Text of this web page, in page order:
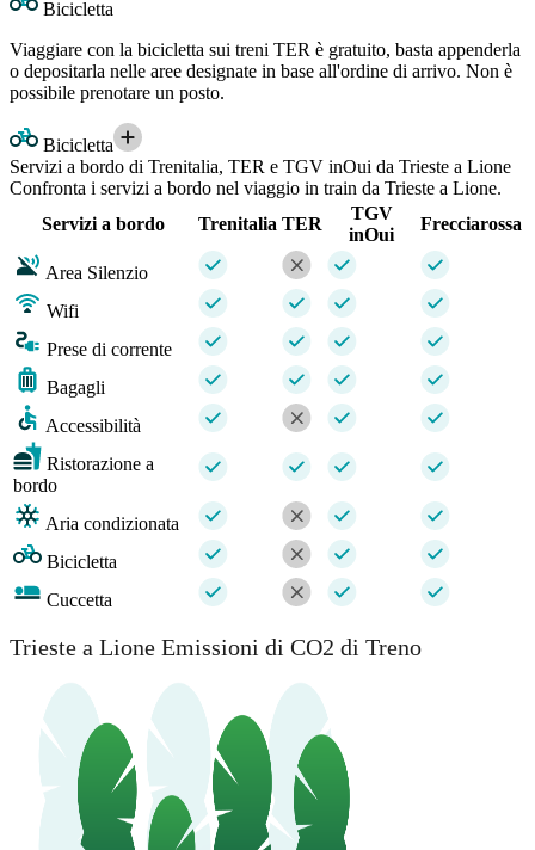
Bicicletta
Viaggiare con la bicicletta sui treni TER è gratuito, basta appenderla
o depositarla nelle aree designate in base all'ordine di arrivo. Non è
possibile prenotare un posto.
Bicicletta
Servizi a bordo di Trenitalia, TER e TGV inOui da Trieste a Lione
Confronta i servizi a bordo nel viaggio in train da Trieste a Lione.
Servizi a bordo
Trenitalia TER
TGV
inOui
Frecciarossa
Area Silenzio
Wifi
Prese di corrente
Bagagli
Accessibilità
Ristorazione a
bordo
Aria condizionata
Bicicletta
Cuccetta
Trieste a Lione Emissioni di CO2 di Treno